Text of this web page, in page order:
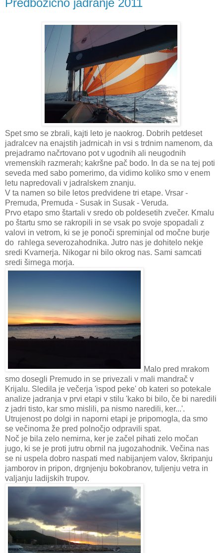
Predbožično jadranje 2011
Spet smo se zbrali, kajti leto je naokrog. Dobrih petdeset
jadralcev na enajstih jadrnicah in vsi s trdnim namenom, da
prejadramo načrtovano pot v ugodnih ali neugodnih
vremenskih razmerah; kakršne pač bodo. In da se na tej poti
seveda med sabo pomerimo, da vidimo koliko smo v enem
letu napredovali v jadralskem znanju.
V ta namen so bile letos predvidene tri etape. Vrsar -
Premuda, Premuda - Susak in Susak - Veruda.
Prvo etapo smo štartali v sredo ob poldesetih zvečer. Kmalu
po štartu smo se rakropili in se vsak po svoje spopadali z
valovi in vetrom, ki se je ponoči spreminjal od močne burje
do rahlega severozahodnika. Jutro nas je dohitelo nekje
sredi Kvarnerja. Nikogar ni bilo okrog nas. Sami samcati
sredi širnega morja.
Malo pred mrakom
smo dosegli Premudo in se privezali v mali mandrač v
Krijalu. Sledila je večerja 'ispod peke' ob kateri so potekale
analize jadranja v prvi etapi v stilu 'kako bi bilo, če bi naredili
z jadri tisto, kar smo mislili, pa nismo naredili, ker...'.
Utrujenost po dolgi in naporni etapi je pripomogla, da smo
se večinoma že pred polnočjo odpravili spat.
Noč je bila zelo nemirna, ker je začel pihati zelo močan
jugo, ki se je proti jutru obrnil na jugozahodnik. Večina nas
se ni uspela dobro naspati med nabijanjem valov, škripanju
jamborov in pripon, drgnjenju bokobranov, tuljenju vetra in
valjanju ladijskih trupov.